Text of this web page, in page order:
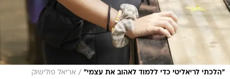
"הלכתי לריאליטי כדי ללמוד לאהוב את עצמי" / אריאל פולישוק